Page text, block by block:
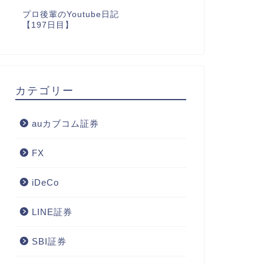
プロ後輩のYoutube日記
【197日目】
カテゴリー
auカブコム証券
FX
iDeCo
LINE証券
SBI証券